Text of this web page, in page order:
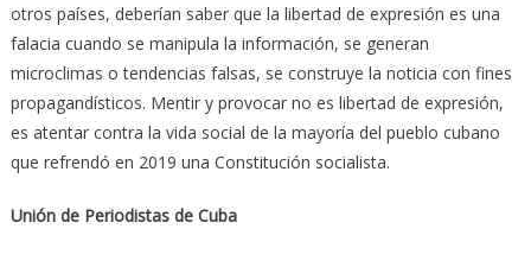
otros países, deberían saber que la libertad de expresión es una
falacia cuando se manipula la información, se generan
microclimas o tendencias falsas, se construye la noticia con fines
propagandísticos. Mentir y provocar no es libertad de expresión,
es atentar contra la vida social de la mayoría del pueblo cubano
que refrendó en 2019 una Constitución socialista.
Unión de Periodistas de Cuba